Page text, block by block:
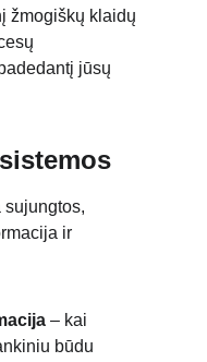
žmogiškų klaidų
jūsų
sujungtos,
ir
– kai
būdu